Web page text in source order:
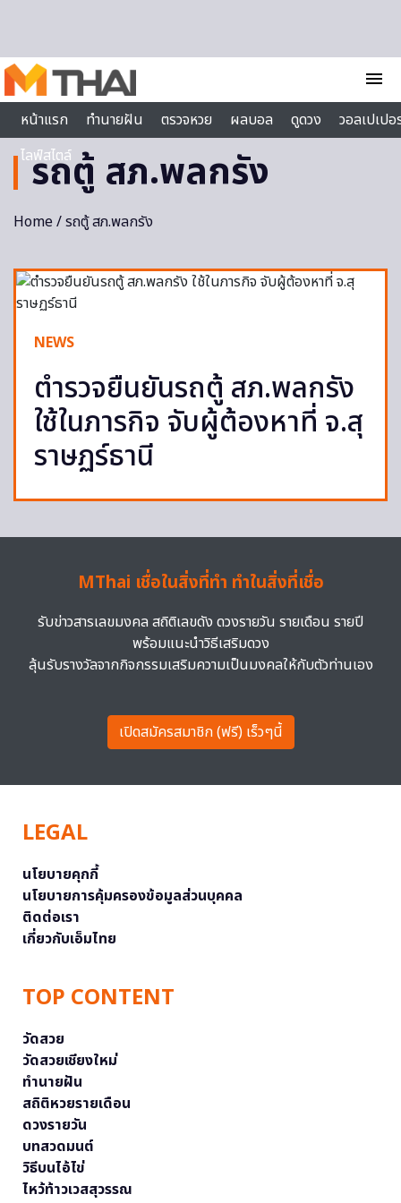
menu
หน้าแรก
ทำนายฝัน ตรวจหวย ผลบอล ดูดวง
วอลเปเป
ไลฟ์สไตล์
รถตู้ สภ.พลกรัง
Home/ รถตู้ สภ.พลกรัง
NEWS
ตำรวจยืนยันรถตู้ สภ.พลกรัง
ใช้ในภารกิจ จับผู้ต้องหาที่ จ.สุ
ราษฏร์ธานี
MThai เชื่อในสิ่งที่ทำ ทำในสิ่งที่เชื่อ
รับข่าวสารเลขมงคล สถิติเลขดัง ดวงรายวัน รายเดือน รายปี
พร้อมแนะนำวิธีเสริมดวง
ลุ้นรับรางวัลจากกิจกรรมเสริมความเป็นมงคลให้กับตัวท่านเอง
เปิดสมัครสมาชิก (ฟรี) เร็วๆนี้
LEGAL
นโยบายคุกกี้
นโยบายการคุ้มครองข้อมูลส่วนบุคคล
ติดต่อเรา
เกี่ยวกับเอ็มไทย
TOP CONTENT
วัดสวย
วัดสวยเชียงใหม่
ทำนายฝัน
สถิติหวยรายเดือน
ดวงรายวัน
บทสวดมนต์
วิธีบนไอ้ไข่
ไหว้ท้าวเวสสุวรรณ